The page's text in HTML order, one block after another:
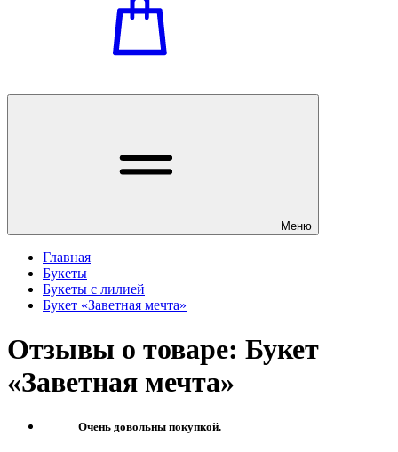
Меню
Главная
Букеты
Букеты с лилией
Букет «Заветная мечта»
Отзывы о товаре: Букет
«Заветная мечта»
Очень довольны покупкой.